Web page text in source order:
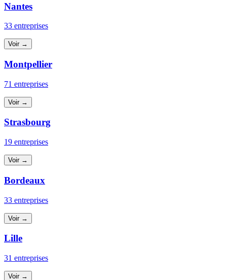
Nantes
33 entreprises
Voir →
Montpellier
71 entreprises
Voir →
Strasbourg
19 entreprises
Voir →
Bordeaux
33 entreprises
Voir →
Lille
31 entreprises
Voir →